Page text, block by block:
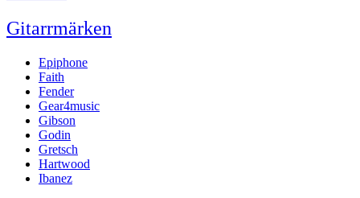
Gitarrmärken
Epiphone
Faith
Fender
Gear4music
Gibson
Godin
Gretsch
Hartwood
Ibanez